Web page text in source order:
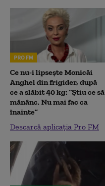
PRO FM
Ce nu-i lipsește Monicăi
Anghel din frigider, după
ce a slăbit 40 kg: “Știu ce să
mănânc. Nu mai fac ca
înainte”
Descarcă aplicația Pro FM